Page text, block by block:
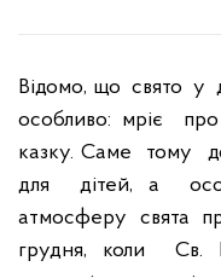
Відомо, що свято у
особливо: мріє
про
казку. Саме
тому
для
дітей, а
атмосферу
свята
грудня, коли
Св.